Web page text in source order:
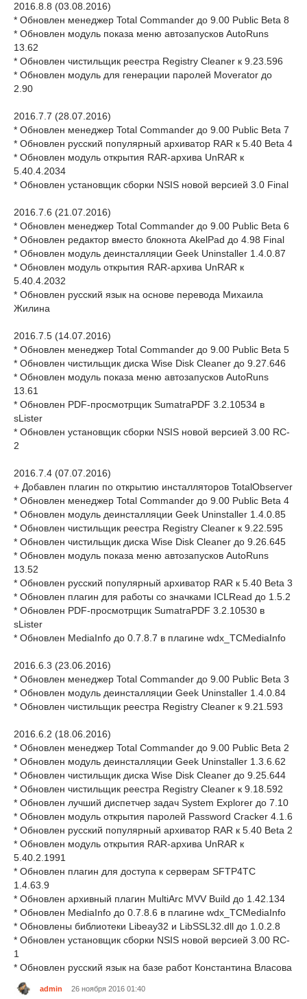
2016.8.8 (03.08.2016)
* Обновлен менеджер Total Commander до 9.00 Public Beta 8
* Обновлен модуль показа меню автозапусков AutoRuns
13.62
* Обновлен чистильщик реестра Registry Cleaner к 9.23.596
* Обновлен модуль для генерации паролей Moverator до
2.90
2016.7.7 (28.07.2016)
* Обновлен менеджер Total Commander до 9.00 Public Beta 7
* Обновлен русский популярный архиватор RAR к 5.40 Beta 4
* Обновлен модуль открытия RAR-архива UnRAR к
5.40.4.2034
* Обновлен установщик сборки NSIS новой версией 3.0 Final
2016.7.6 (21.07.2016)
* Обновлен менеджер Total Commander до 9.00 Public Beta 6
* Обновлен редактор вместо блокнота AkelPad до 4.98 Final
* Обновлен модуль деинсталляции Geek Uninstaller 1.4.0.87
* Обновлен модуль открытия RAR-архива UnRAR к
5.40.4.2032
* Обновлен русский язык на основе перевода Михаила
Жилина
2016.7.5 (14.07.2016)
* Обновлен менеджер Total Commander до 9.00 Public Beta 5
* Обновлен чистильщик диска Wise Disk Cleaner до 9.27.646
* Обновлен модуль показа меню автозапусков AutoRuns
13.61
* Обновлен PDF-просмотрщик SumatraPDF 3.2.10534 в
sLister
* Обновлен установщик сборки NSIS новой версией 3.00 RC-
2
2016.7.4 (07.07.2016)
+ Добавлен плагин по открытию инсталляторов TotalObserver
* Обновлен менеджер Total Commander до 9.00 Public Beta 4
* Обновлен модуль деинсталляции Geek Uninstaller 1.4.0.85
* Обновлен чистильщик реестра Registry Cleaner к 9.22.595
* Обновлен чистильщик диска Wise Disk Cleaner до 9.26.645
* Обновлен модуль показа меню автозапусков AutoRuns
13.52
* Обновлен русский популярный архиватор RAR к 5.40 Beta 3
* Обновлен плагин для работы со значками ICLRead до 1.5.2
* Обновлен PDF-просмотрщик SumatraPDF 3.2.10530 в
sLister
* Обновлен MediaInfo до 0.7.8.7 в плагине wdx_TCMediaInfo
2016.6.3 (23.06.2016)
* Обновлен менеджер Total Commander до 9.00 Public Beta 3
* Обновлен модуль деинсталляции Geek Uninstaller 1.4.0.84
* Обновлен чистильщик реестра Registry Cleaner к 9.21.593
2016.6.2 (18.06.2016)
* Обновлен менеджер Total Commander до 9.00 Public Beta 2
* Обновлен модуль деинсталляции Geek Uninstaller 1.3.6.62
* Обновлен чистильщик диска Wise Disk Cleaner до 9.25.644
* Обновлен чистильщик реестра Registry Cleaner к 9.18.592
* Обновлен лучший диспетчер задач System Explorer до 7.10
* Обновлен модуль открытия паролей Password Cracker 4.1.6
* Обновлен русский популярный архиватор RAR к 5.40 Beta 2
* Обновлен модуль открытия RAR-архива UnRAR к
5.40.2.1991
* Обновлен плагин для доступа к серверам SFTP4TC
1.4.63.9
* Обновлен архивный плагин MultiArc MVV Build до 1.42.134
* Обновлен MediaInfo до 0.7.8.6 в плагине wdx_TCMediaInfo
* Обновлены библиотеки Libeay32 и LibSSL32.dll до 1.0.2.8
* Обновлен установщик сборки NSIS новой версией 3.00 RC-
1
* Обновлен русский язык на базе работ Константина Власова
admin 26 ноября 2016 01:40